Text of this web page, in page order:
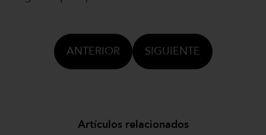
ANTERIOR SIGUIENTE
Artículos relacionados